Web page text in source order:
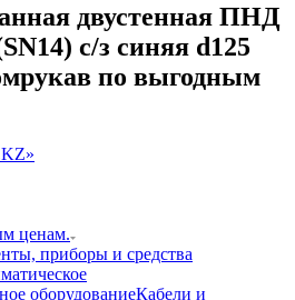
двустенная ПНД
с/з синяя d125
по выгодным
ценам.
приборы и средства
оборудованиеКабели и